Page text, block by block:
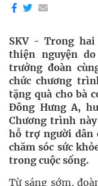
SKV - Trong
thiện nguyện
trưởng đoàn
chức chương
tặng quà cho bà
Đông Hưng A,
Chương trình
hỗ trợ người dân
chăm sóc sức
trong cuộc sống.
Từ sáng sớm,